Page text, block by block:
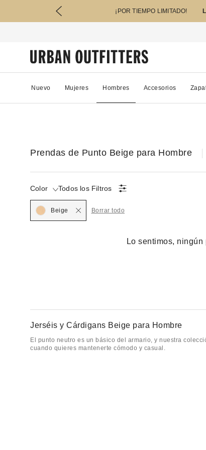
¡POR TIEMPO LIMITADO!
Nuevo Mujeres Hombres Accesorios
Prendas de Punto Beige para Hombre
Color
SeleccionadoTodos los Filtros
Beige Borrar todo
Lo sentimos,
Jerséis y Cárdigans Beige para Hombre
El punto neutro es un básico del armario, y nuestra
cuando quieres mantenerte cómodo y casual.